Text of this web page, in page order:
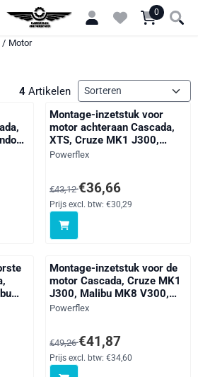
gesloten. 0
/ Motor
4 Artikelen Sorteermethode
btw: 30,29
Montage-inzetstuk voor
motor achteraan Cascada,
XTS, Cruze MK1 J300,
Malibu MK8 V300, Orlando
MODELS, Cascada, Insignia
Models, Zafira Models,
straat
Merk:
Powerflex
Van 43,12 voor 36,66, exclusief
€43,12€36,66
Prijs excl. btw: €30,29
btw: 34,60
Montage-inzetstuk voor de
motor Cascada, Cruze MK1
J300, Malibu MK8 V300,
Orlando J309, Cascada, 9-5
Insignia Models, Zafira
Models, straat
Merk:
Powerflex
Van 49,26 voor 41,87, exclusief
€49,26€41,87
Prijs excl. btw: €34,60